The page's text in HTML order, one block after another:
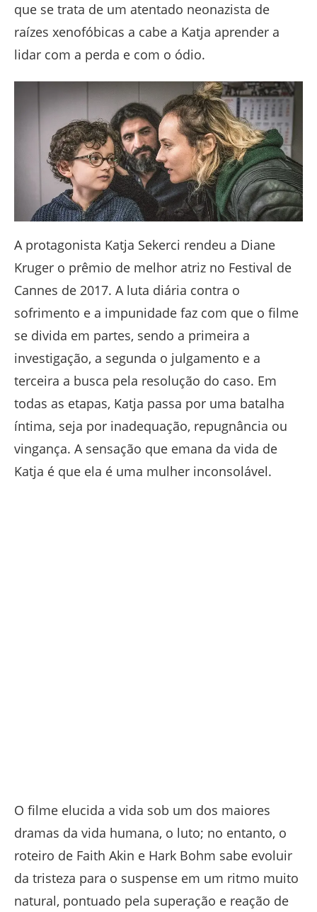
que se trata de um atentado neonazista de
raízes xenofóbicas a cabe a Katja aprender a
lidar com a perda e com o ódio.
A protagonista Katja Sekerci rendeu a Diane
Kruger o prêmio de melhor atriz no Festival de
Cannes de 2017. A luta diária contra o
sofrimento e a impunidade faz com que o filme
se divida em partes, sendo a primeira a
investigação, a segunda o julgamento e a
terceira a busca pela resolução do caso. Em
todas as etapas, Katja passa por uma batalha
íntima, seja por inadequação, repugnância ou
vingança. A sensação que emana da vida de
Katja é que ela é uma mulher inconsolável.
O filme elucida a vida sob um dos maiores
dramas da vida humana, o luto; no entanto, o
roteiro de Faith Akin e Hark Bohm sabe evoluir
da tristeza para o suspense em um ritmo muito
natural, pontuado pela superação e reação de